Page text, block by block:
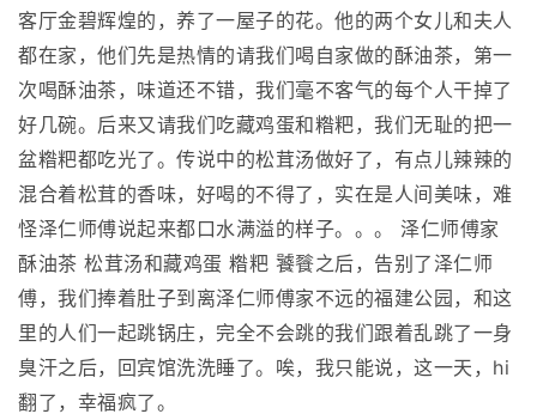
客厅金碧辉煌的，养了一屋子的花。他的两个女儿和夫人
都在家，他们先是热情的请我们喝自家做的酥油茶，第一
次喝酥油茶，味道还不错，我们毫不客气的每个人干掉了
好几碗。后来又请我们吃藏鸡蛋和糌粑，我们无耻的把一
盆糌粑都吃光了。传说中的松茸汤做好了，有点儿辣辣的
混合着松茸的香味，好喝的不得了，实在是人间美味，难
怪泽仁师傅说起来都口水满溢的样子。。。 泽仁师傅家
酥油茶 松茸汤和藏鸡蛋 糌粑 饕餮之后，告别了泽仁师
傅，我们捧着肚子到离泽仁师傅家不远的福建公园，和这
里的人们一起跳锅庄，完全不会跳的我们跟着乱跳了一身
臭汗之后，回宾馆洗洗睡了。唉，我只能说，这一天，hi
翻了，幸福疯了。